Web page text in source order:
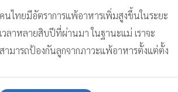
คนไทยมีอัตราการแพ้อาหารเพิ่มสูงขึ้นในระยะ
เวลาหลายสิบปีที่ผ่านมา ในฐานะแม่ เราจะ
สามารถป้องกันลูกจากภาวะแพ้อาหารตั้งแต่ตั้ง